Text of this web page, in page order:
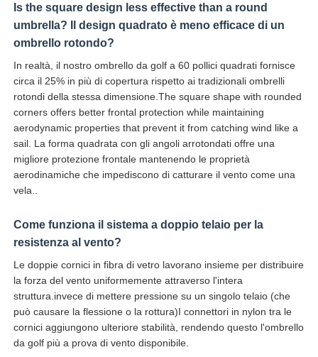
Is the square design less effective than a round
umbrella? Il design quadrato è meno efficace di un
ombrello rotondo?
In realtà, il nostro ombrello da golf a 60 pollici quadrati fornisce
circa il 25% in più di copertura rispetto ai tradizionali ombrelli
rotondi della stessa dimensione.The square shape with rounded
corners offers better frontal protection while maintaining
aerodynamic properties that prevent it from catching wind like a
sail. La forma quadrata con gli angoli arrotondati offre una
migliore protezione frontale mantenendo le proprietà
aerodinamiche che impediscono di catturare il vento come una
vela..
Come funziona il sistema a doppio telaio per la
resistenza al vento?
Le doppie cornici in fibra di vetro lavorano insieme per distribuire
la forza del vento uniformemente attraverso l'intera
struttura.invece di mettere pressione su un singolo telaio (che
può causare la flessione o la rottura)I connettori in nylon tra le
cornici aggiungono ulteriore stabilità, rendendo questo l'ombrello
da golf più a prova di vento disponibile.